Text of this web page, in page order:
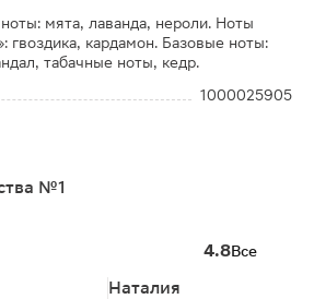
мята, лаванда, нероли. Ноты
гвоздика, кардамон. Базовые ноты:
табачные ноты, кедр.
1000025905
№1
4.8Все
Наталия